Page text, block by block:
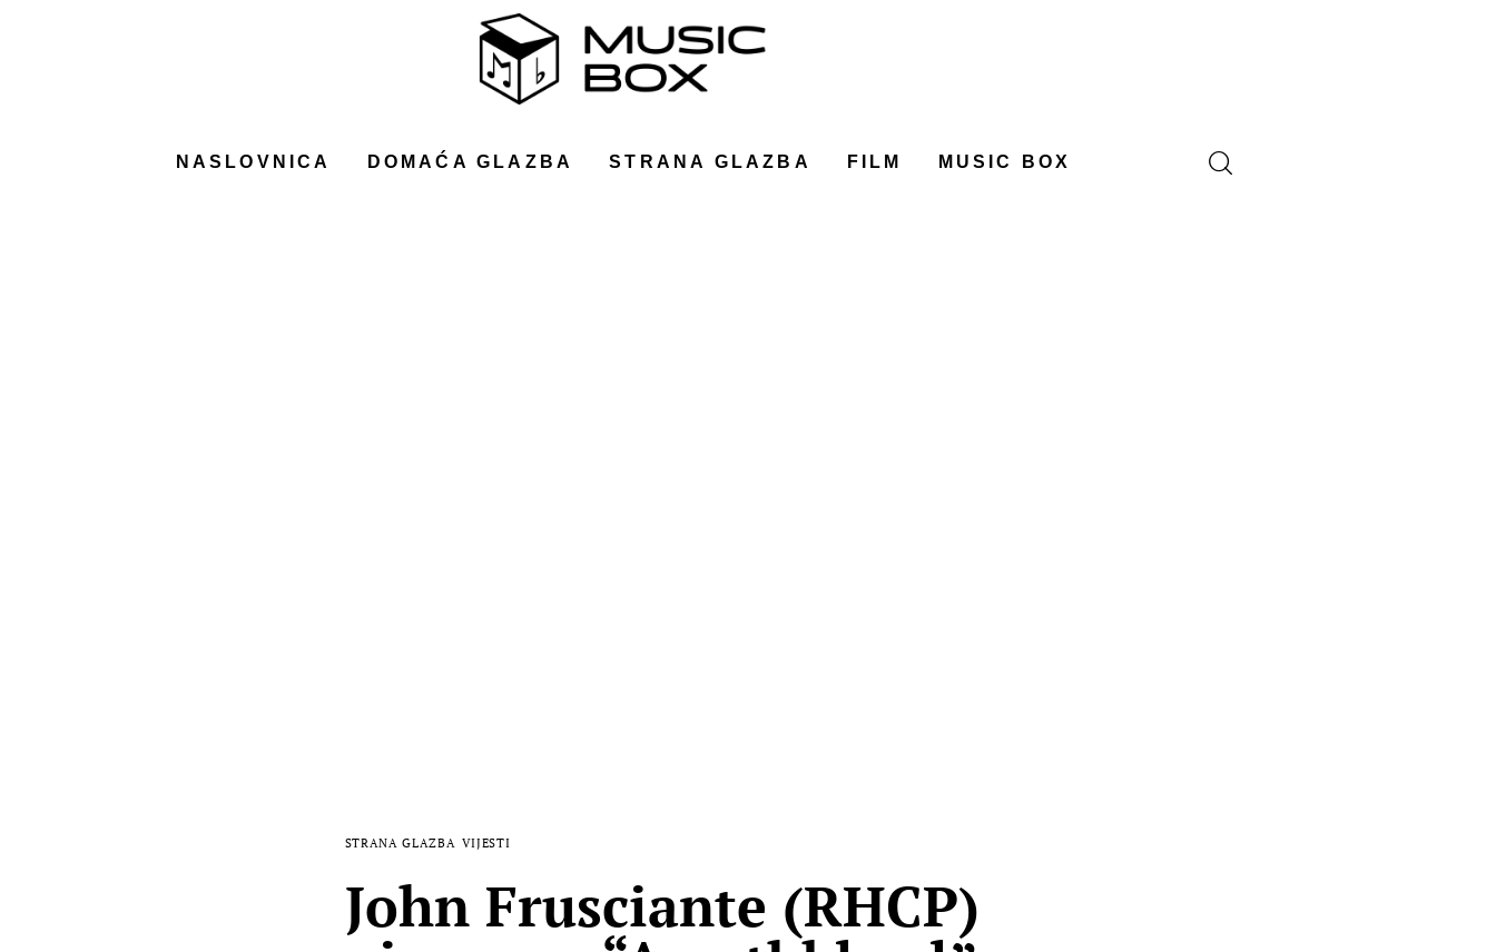
NASLOVNICA DOMAĆA GLAZBA STRANA GLAZBA FILM MUSIC BOX
STRANA GLAZBA VIJESTI
John Frusciante (RHCP)